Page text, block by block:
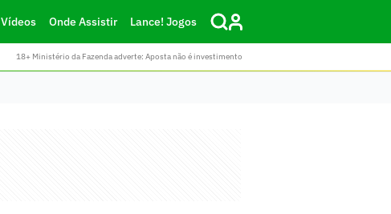
Vídeos Onde Assistir Lance! Jogos
18+ Ministério da Fazenda adverte: Aposta não é investimento